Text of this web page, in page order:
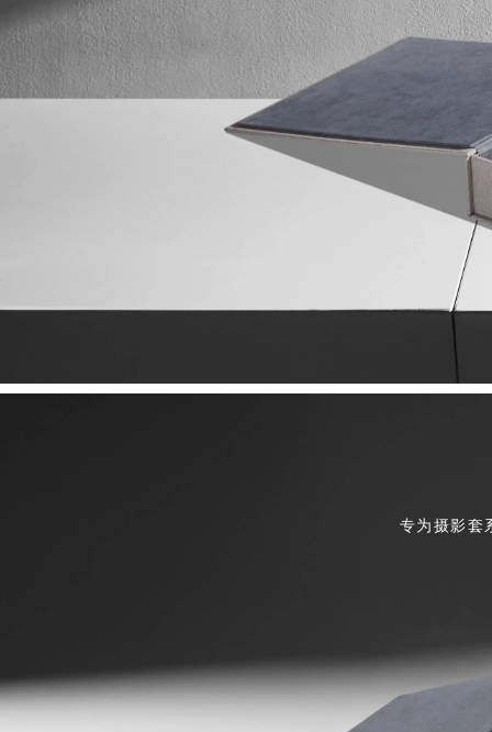
专为摄影套